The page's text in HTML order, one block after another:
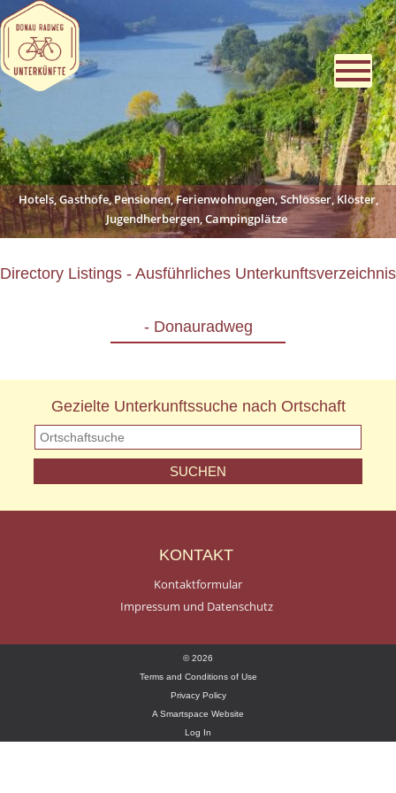
Hotels, Gasthöfe, Pensionen, Ferienwohnungen, Schlösser, Klöster,
Jugendherbergen, Campingplätze
Directory Listings - Ausführliches Unterkunftsverzeichnis
- Donauradweg
Gezielte Unterkunftssuche nach Ortschaft
KONTAKT
Kontaktformular
Impressum und Datenschutz
© 2026
Terms and Conditions of Use
Privacy Policy
A Smartspace Website
Log In